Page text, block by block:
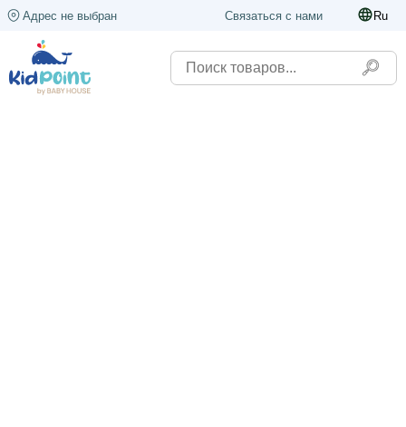
Адрес не выбран Связаться с нами Ru